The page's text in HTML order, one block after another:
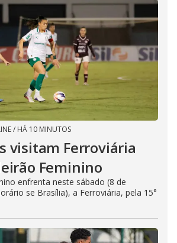
/ HÁ 10 MINUTOS
visitam Ferroviária
Feminino
enfrenta neste sábado (8 de
se Brasília), a Ferroviária, pela 15°